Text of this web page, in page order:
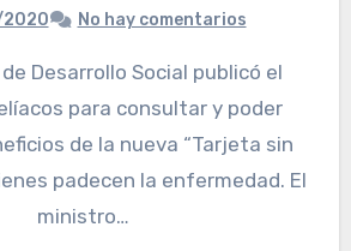
No hay comentarios
para consultar y poder
de la nueva “Tarjeta sin
padecen la enfermedad. El
ministro…